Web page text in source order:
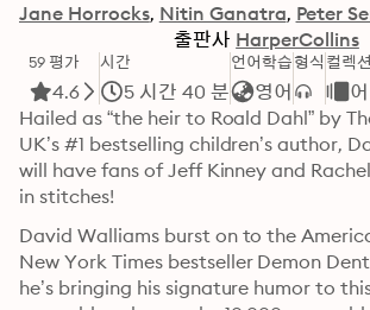
Jane Horrocks Nitin Ganatra Peter
출판사 HarperCollins
59 평가
4.6
시간
5 시간 40 분
언어학습
영어
형식 컬렉션
Hailed as “the heir to Roald Dahl” by
UK’s #1 bestselling children’s author,
will have fans of Jeff Kinney and Rachel
David Walliams burst on to the
New York Times bestseller Demon
he’s bringing his signature humor to